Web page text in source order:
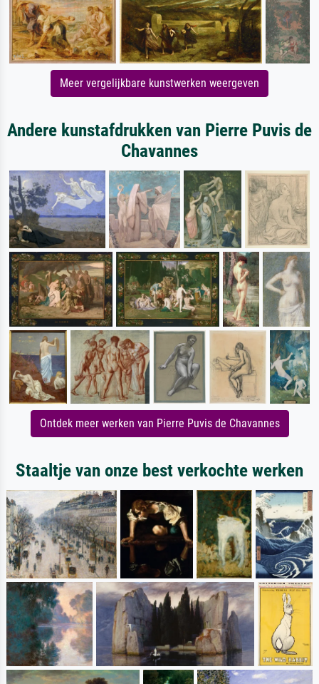
Meer vergelijkbare kunstwerken weergeven
Andere kunstafdrukken van Pierre Puvis de
Chavannes
Ontdek meer werken van Pierre Puvis de Chavannes
Staaltje van onze best verkochte werken